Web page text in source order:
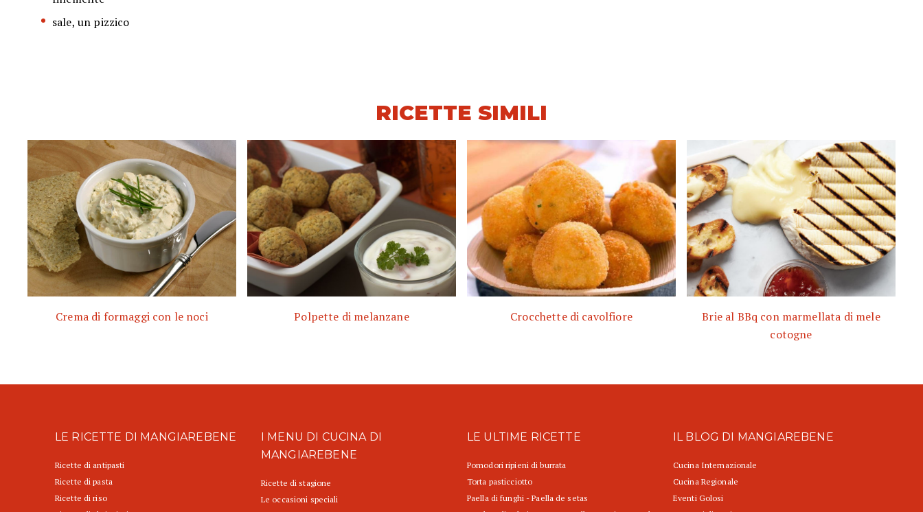
sale, un pizzico
RICETTE SIMILI
Crema di formaggi con le noci Polpette di melanzane Crocchette di cavolfiore
Brie al BBq con marmellata di mele
cotogne
LE RICETTE DI MANGIAREBENE
Ricette di antipasti
Ricette di pasta
Ricette di riso
I MENU DI CUCINA DI
MANGIAREBENE
Ricette di stagione
Le occasioni speciali
LE ULTIME RICETTE
Pomodori ripieni di burrata
Torta pasticciotto
Paella di funghi - Paella de setas
IL BLOG DI MANGIAREBENE
Cucina Internazionale
Cucina Regionale
Eventi Golosi